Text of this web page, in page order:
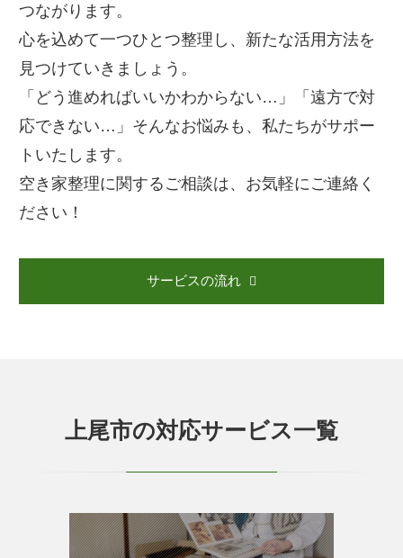
つながります。
心を込めて一つひとつ整理し、新たな活用方法を
見つけていきましょう。
「どう進めればいいかわからない…」「遠方で対
応できない…」そんなお悩みも、私たちがサポー
トいたします。
空き家整理に関するご相談は、お気軽にご連絡く
ださい！
サービスの流れ
上尾市の対応サービス一覧